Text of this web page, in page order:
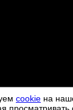
- все права
cookie на